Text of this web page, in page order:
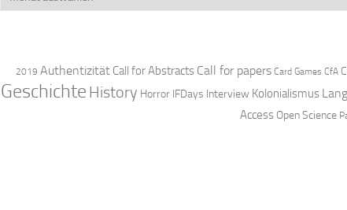
2019 Authentizität Call for Abstracts Call for papers Card Games CfA
Geschichte History Horror IFDays Interview Kolonialismus
Access Open Science